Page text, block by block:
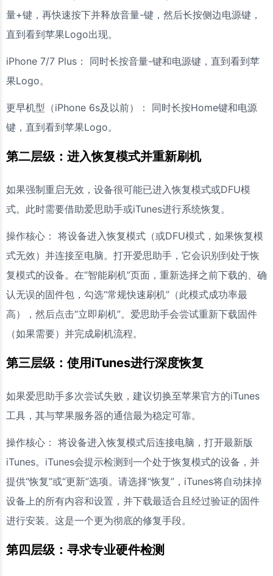
量+键，再快速按下并释放音量-键，然后长按侧边电源键，
直到看到苹果Logo出现。
iPhone 7/7 Plus： 同时长按音量-键和电源键，直到看到苹
果Logo。
更早机型（iPhone 6s及以前）： 同时长按Home键和电源
键，直到看到苹果Logo。
第二层级：进入恢复模式并重新刷机
如果强制重启无效，设备很可能已进入恢复模式或DFU模
式。此时需要借助爱思助手或iTunes进行系统恢复。
操作核心： 将设备进入恢复模式（或DFU模式，如果恢复模
式无效）并连接至电脑。打开爱思助手，它会识别到处于恢
复模式的设备。在“智能刷机”页面，重新选择之前下载的、确
认无误的固件包，勾选“常规快速刷机”（此模式成功率最
高），然后点击“立即刷机”。爱思助手会尝试重新下载固件
（如果需要）并完成刷机流程。
第三层级：使用iTunes进行深度恢复
如果爱思助手多次尝试失败，建议切换至苹果官方的iTunes
工具，其与苹果服务器的通信最为稳定可靠。
操作核心： 将设备进入恢复模式后连接电脑，打开最新版
iTunes。iTunes会提示检测到一个处于恢复模式的设备，并
提供“恢复”或“更新”选项。请选择“恢复”，iTunes将自动抹掉
设备上的所有内容和设置，并下载最适合且经过验证的固件
进行安装。这是一个更为彻底的修复手段。
第四层级：寻求专业硬件检测